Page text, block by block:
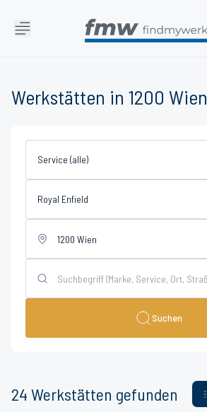
Werkstätten in 1200 Wien
Service (alle)
Royal Enfield
Suchen
24 Werkstätten gefunden